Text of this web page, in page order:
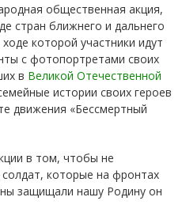
общественная акция,
стран ближнего и дальнего
ходе которой участники идут
с фотопортретами своих
в Великой Отечественной
истории своих героев
движения «Бессмертный
в том, чтобы не
которые на фронтах
защищали нашу Родину он